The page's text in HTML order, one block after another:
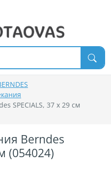
SPECIALS, 37 x 29 см
Berndes
(054024)